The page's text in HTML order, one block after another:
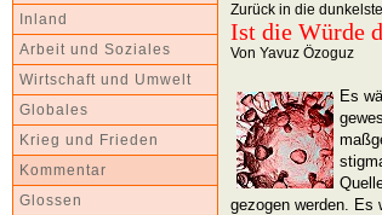
Inland
Arbeit und Soziales
Wirtschaft und Umwelt
Globales
Krieg und Frieden
Kommentar
Glossen
Zurück in die
Ist die Würde
Von Yavuz Özoguz
Es
gezogen werden. Es